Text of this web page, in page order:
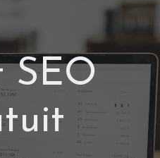
SEO